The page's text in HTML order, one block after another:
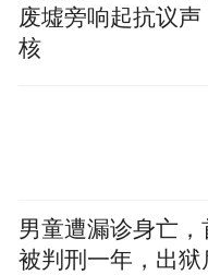
衡经济增长与通
力较大，但只要
布，本平台仅提供信
Notice: The
pictures and audios
废墟旁响起抗议声
核
男童遭漏诊身亡，
被判刑一年，出狱